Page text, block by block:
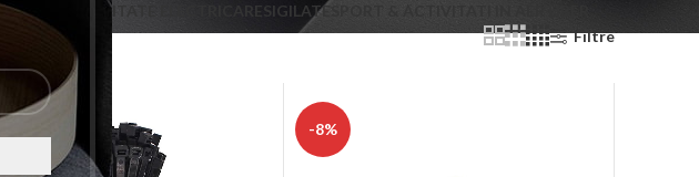
MOBILITATE ELECTRICA RESIGILATE
Filtre
-8%